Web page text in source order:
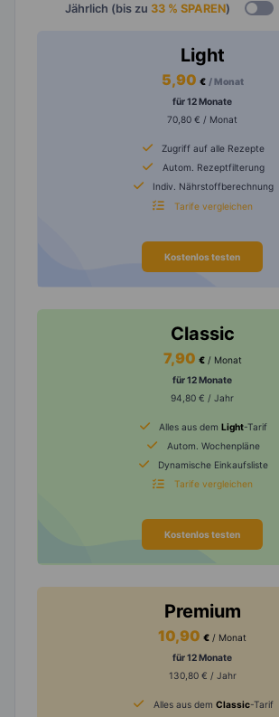
Jährlich (bis zu 33 % SPAREN)
Light
5,90 € / Monat
für 12 Monate
70,80 € / Monat
Zugriff auf alle Rezepte
Autom. Rezeptfilterung
Indiv. Nährstoffberechnung
Tarife vergleichen
Kostenlos testen
Classic
7,90 € / Monat
für 12 Monate
94,80 € / Jahr
Alles aus dem Light-Tarif
Autom. Wochenpläne
Dynamische Einkaufsliste
Tarife vergleichen
Kostenlos testen
Premium
10,90 € / Monat
für 12 Monate
130,80 € / Jahr
Alles aus dem Classic-Tarif